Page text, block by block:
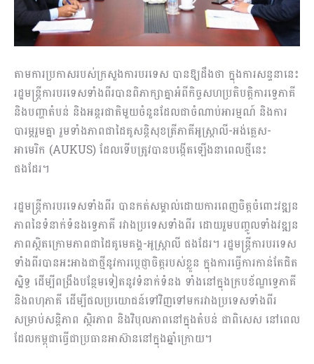
តាមការប្រកាសរបស់ក្រសួងការបរទេស បានឱ្យដឹងថា ក្នុងការសន្ទនានេះ
រដ្ឋមន្រ្តីការបរទេសទាំងពីរបានពិភាក្សាគ្នាអំពីកិច្ចសហប្រតិបត្តិការទ្វេភាគី
និងបញ្ហាតំបន់ និងអន្តរជាតិមួយចំនួនដែលជាចំណាប់អារម្មណ៍ និងការ
បារម្ភរួមគ្នា រួមទាំងភាពជាដៃគូសន្តិសុខត្រីភាគីអូស្ត្រាលី-អង់គ្លេស-
អាមេរិក (AUKUS) ដែលទើបត្រូវបានបង្កើតឡើងនាពេលថ្មីនេះ
ផងដែរ។
រដ្ឋមន្រ្តីការបរទេសទាំងពីរ បានកត់សម្គាល់ដោយការពេញចិត្តចំពោះវឌ្ឍន
ភាពនៃទំនាក់ទំនងទ្វេភាគី រវាងប្រទេសទាំងពីរ ដោយរួមបញ្ចូលទាំងវឌ្ឍន
ភាពស្ថិតក្រោមភាពជាដៃគូមេគង្គ-អូស្រ្តាលី ផងដែរ។ រដ្ឋមន្រ្តីការបរទេស
ទាំងពីរបានអះអាងជាថ្មីនូវការប្តេជ្ញាចិត្តរបស់ខ្លួន ក្នុងការធ្វើការកាន់តែជិត
ស្និទ្ធ ដើម្បីពង្រឹងបន្ថែមទៀតនូវទំនាក់ទំនង ទាំងនៅក្នុងក្របខ័ណ្ឌទ្វេភាគី
និងពហុភាគី ដើម្បីផលប្រយោជន៍ទៅវិញទៅមករវាងប្រទេសទាំងពីរ
សម្រាប់សន្តិភាព ស្ថិរភាព និងវិបុលភាពនៅក្នុងតំបន់ ជាពិសេស នៅពេល
ដែលកម្ពុជាធ្វើជាប្រធានអាស៊ាននៅក្នុងឆ្នាំក្រោយ។